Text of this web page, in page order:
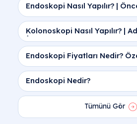
Endoskopi Nasıl Yapılır? |
Sonrası Rehberi
Kolonoskopi Nasıl Yapılır? |
İşlem ve Hazırlık
Endoskopi Fiyatları Nedir?
Hastanede Endoskopi
Endoskopi Nedir?
Tümünü Gör